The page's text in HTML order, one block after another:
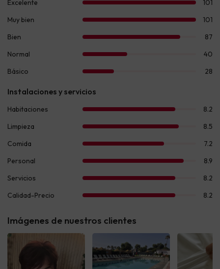
Imágenes de nuestros clientes